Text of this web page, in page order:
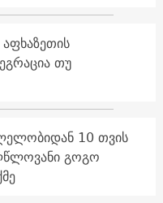
თუ
10 თვის
გოგო